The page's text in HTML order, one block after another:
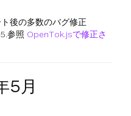
後の多数のバグ修正
参照 OpenTok.jsで修正さ
5月